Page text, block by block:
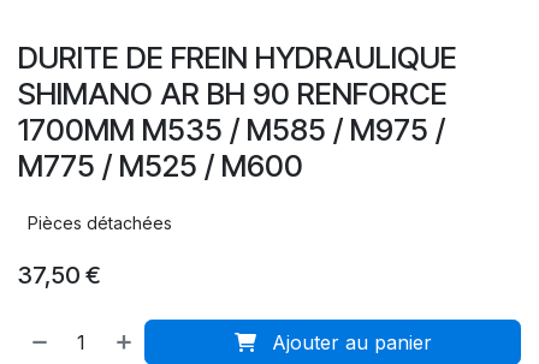
DURITE DE FREIN HYDRAULIQUE
SHIMANO AR BH 90 RENFORCE
1700MM M535 / M585 / M975 /
M775 / M525 / M600
Pièces détachées
37,50 €
Ajouter au panier